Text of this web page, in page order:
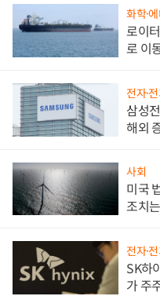
화학·
로이
로 이
전자·
삼성
해외
사회
미국
조치
전자·
SK하
가 주